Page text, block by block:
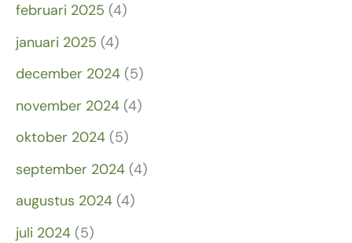
februari 2025 (4)
januari 2025 (4)
december 2024 (5)
november 2024 (4)
oktober 2024 (5)
september 2024 (4)
augustus 2024 (4)
juli 2024 (5)